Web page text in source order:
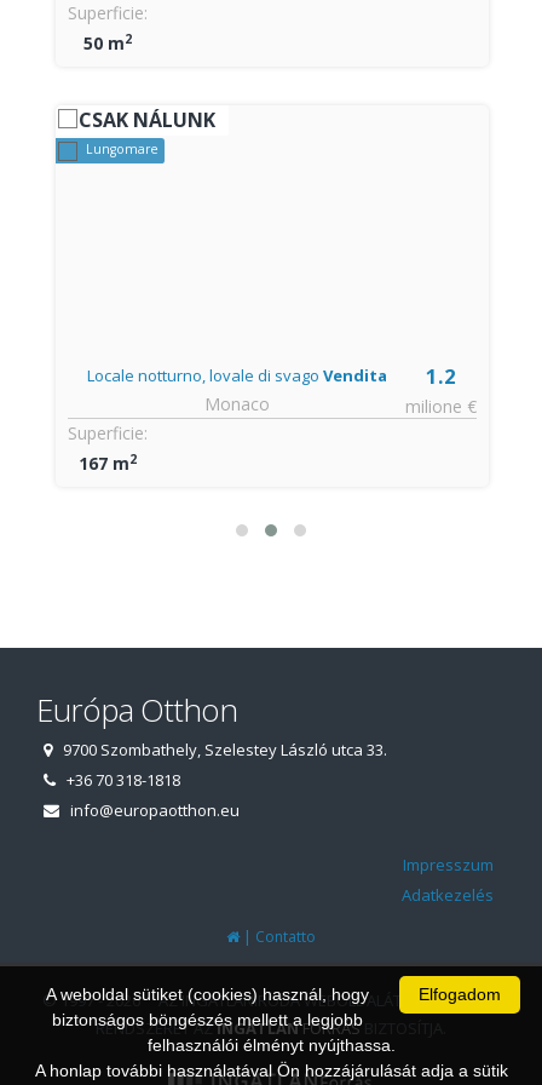
Superficie:
50 m2
CSAK NÁLUNK
Lungomare
1.2
milione €
Locale notturno, lovale di svago Vendita
Monaco
Superficie:
167 m2
Európa Otthon
9700 Szombathely, Szelestey László utca 33.
+36 70 318-1818
info@europaotthon.eu
Impresszum
Adatkezelés
| Contatto
© 1997 - 2026 AZ INGATLANIRODA WEBOLDALÁT ÉS ÜGYVITELI
RENDSZERÉT AZINGATLANFORRÁSBIZTOSÍTJA.
Elfogadom
A weboldal sütiket (cookies) használ, hogy
biztonságos böngészés mellett a legjobb
felhasználói élményt nyújthassa.
A honlap további használatával Ön hozzájárulását adja a sütik